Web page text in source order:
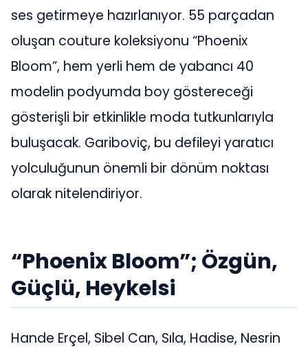
ses getirmeye hazırlanıyor. 55 parçadan
oluşan couture koleksiyonu “Phoenix
Bloom”, hem yerli hem de yabancı 40
modelin podyumda boy göstereceği
gösterişli bir etkinlikle moda tutkunlarıyla
buluşacak. Gariboviç, bu defileyi yaratıcı
yolculuğunun önemli bir dönüm noktası
olarak nitelendiriyor.
“Phoenix Bloom”; Özgün,
Güçlü, Heykelsi
Hande Erçel, Sibel Can, Sıla, Hadise, Nesrin